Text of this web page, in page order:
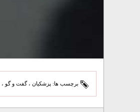
برچسب ها: پزشکیان ،گفت و گو ،